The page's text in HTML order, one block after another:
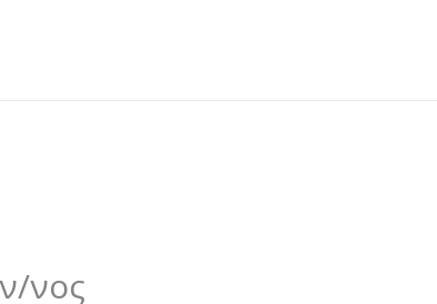
νος